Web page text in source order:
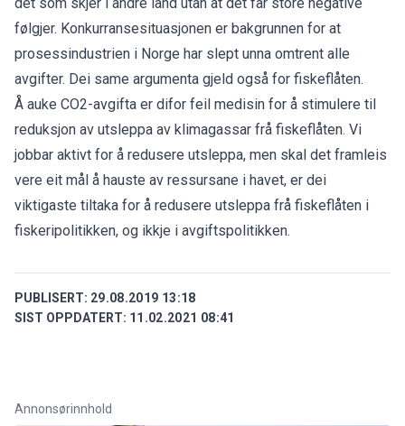
følgjer. Konkurransesituasjonen er bakgrunnen for at
prosessindustrien i Norge har slept unna omtrent alle
avgifter. Dei same argumenta gjeld også for fiskeflåten.
Å auke CO2-avgifta er difor feil medisin for å stimulere til
reduksjon av utsleppa av klimagassar frå fiskeflåten. Vi
jobbar aktivt for å redusere utsleppa, men skal det framleis
vere eit mål å hauste av ressursane i havet, er dei
viktigaste tiltaka for å redusere utsleppa frå fiskeflåten i
fiskeripolitikken, og ikkje i avgiftspolitikken.
PUBLISERT: 29.08.2019 13:18
SIST OPPDATERT: 11.02.2021 08:41
Annonsørinnhold